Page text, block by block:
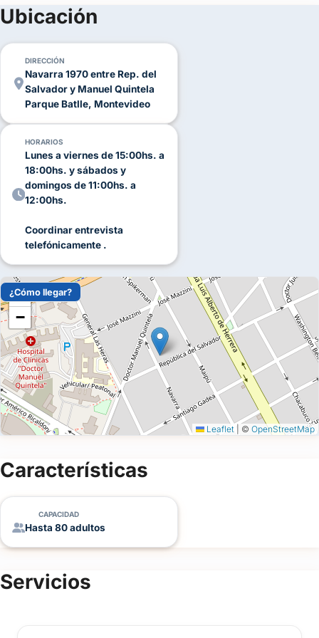
Contactanos por WhatsApp o completá el formulario de
contacto para conocer todas las opciones que tenemos para tu
evento.
Ubicación
DIRECCIÓN
Navarra 1970 entre Rep. del
Salvador y Manuel Quintela
Parque Batlle, Montevideo
HORARIOS
Lunes a viernes de 15:00hs. a
18:00hs. y sábados y
domingos de 11:00hs. a
12:00hs.
Coordinar entrevista
telefónicamente .
+
−
Leaflet © OpenStreetMap
¿Cómo llegar?
Características
CAPACIDAD
Hasta 80 adultos
Servicios